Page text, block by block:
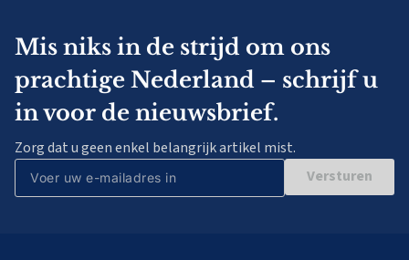
Mis niks in de strijd om ons
prachtige Nederland – schrijf u
in voor de nieuwsbrief.
Zorg dat u geen enkel belangrijk artikel mist.
Versturen